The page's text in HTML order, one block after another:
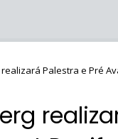
Palestra e Pré